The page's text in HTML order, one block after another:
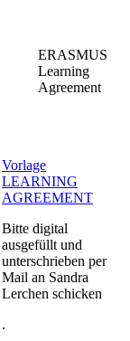
ERASMUS
Learning
Agreement
Vorlage
LEARNING
AGREEMENT​
Bitte digital
ausgefüllt und
unterschrieben per
Mail an Sandra
Lerchen schicken
.